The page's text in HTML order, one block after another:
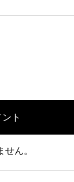
ト
ん。